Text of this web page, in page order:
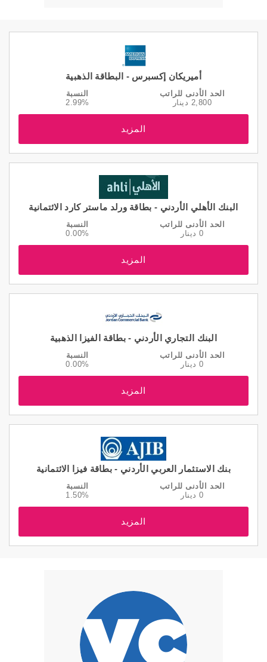
أميريكان إكسبرس - البطاقة الذهبية
الحد الأدنى للراتب
2,800 دينار
النسبة
2.99%
المزيد
البنك الأهلي الأردني - بطاقة ورلد ماستر كارد الائتمانية
الحد الأدنى للراتب
0 دينار
النسبة
0.00%
المزيد
البنك التجاري الأردني - بطاقة الفيزا الذهبية
الحد الأدنى للراتب
0 دينار
النسبة
0.00%
المزيد
بنك الاستثمار العربي الأردني - بطاقة فيزا الائتمانية
الحد الأدنى للراتب
0 دينار
النسبة
1.50%
المزيد